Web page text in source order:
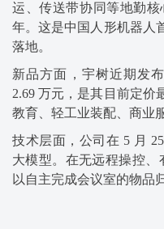
运、传送带协同等地勤
年。这是中国人形机器人
落地。
新品方面，宇树近期发
2.69 万元，是其目前定价
教育、轻工业装配、商业
技术层面，公司在 5 月
大模型。在无远程操控、
以自主完成会议室的物品